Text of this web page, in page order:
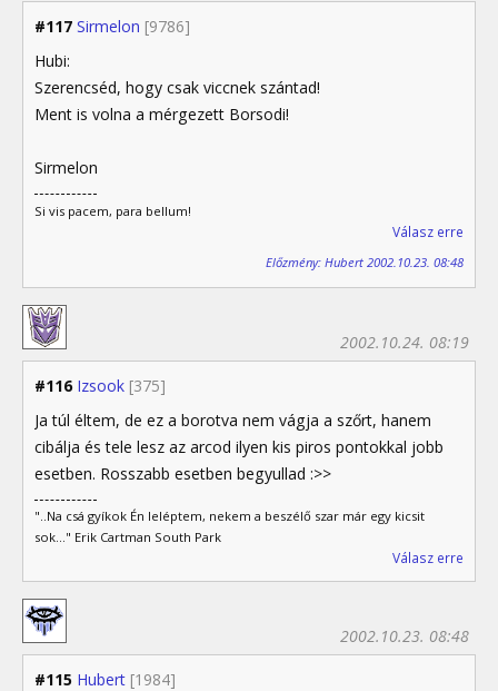
#117 Sirmelon [9786]
Hubi:
Szerencséd, hogy csak viccnek szántad!
Ment is volna a mérgezett Borsodi!
Sirmelon
Si vis pacem, para bellum!
Válasz erre
Előzmény: Hubert 2002.10.23. 08:48
#116 Izsook [375]
2002.10.24. 08:19
Ja túl éltem, de ez a borotva nem vágja a szőrt, hanem
cibálja és tele lesz az arcod ilyen kis piros pontokkal jobb
esetben. Rosszabb esetben begyullad :>>
"..Na csá gyíkok Én leléptem, nekem a beszélő szar már egy kicsit
sok..." Erik Cartman South Park
Válasz erre
#115 Hubert [1984]
2002.10.23. 08:48